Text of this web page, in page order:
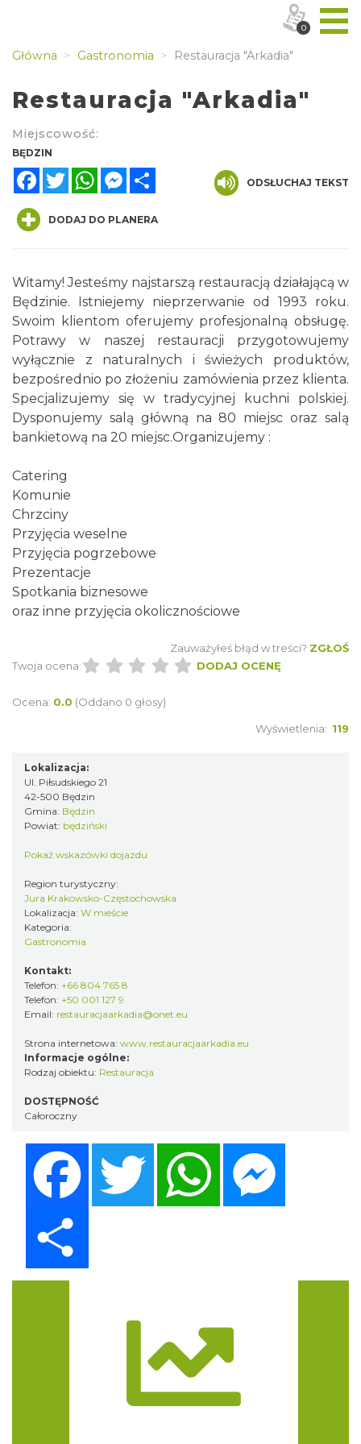
Główna Gastronomia Restauracja "Arkadia"
Restauracja "Arkadia"
Miejscowość:
BĘDZIN
FacebookTwitterWhatsAppMessenger
ODSŁUCHAJ TEKST
DODAJ DO PLANERA
Witamy! Jesteśmy najstarszą restauracją działającą w
Będzinie. Istniejemy nieprzerwanie od 1993 roku.
Swoim klientom oferujemy profesjonalną obsługę.
Potrawy w naszej restauracji przygotowujemy
wyłącznie z naturalnych i świeżych produktów,
bezpośrednio po złożeniu zamówienia przez klienta.
Specjalizujemy się w tradycyjnej kuchni polskiej.
Dysponujemy salą główną na 80 miejsc oraz salą
bankietową na 20 miejsc.Organizujemy :
Catering
Komunie
Chrzciny
Przyjęcia weselne
Przyjęcia pogrzebowe
Prezentacje
Spotkania biznesowe
oraz inne przyjęcia okolicznościowe
Zauważyłeś błąd w treści? ZGŁOŚ
Twoja ocena:
DODAJ OCENĘ
Ocena: 0.0 (Oddano 0 głosy)
Wyświetlenia: 119
Lokalizacja:
Ul. Piłsudskiego 21
42-500 Będzin
Gmina: Będzin
Powiat: będziński
Pokaż wskazówki dojazdu
Region turystyczny:
Jura Krakowsko-Częstochowska
Lokalizacja: W mieście
Kategoria:
Gastronomia
Kontakt:
Telefon: +66 804 765 8
Telefon: +50 001 127 9
Email: restauracjaarkadia@onet.eu
Strona internetowa: www.restauracjaarkadia.eu
Informacje ogólne:
Rodzaj obiektu: Restauracja
DOSTĘPNOŚĆ
Całoroczny
Twitter WhatsApp
0